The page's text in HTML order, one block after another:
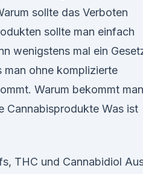
sollte das Verboten
sollte man einfach
wenigstens mal ein
ohne komplizierte
Warum bekommt man
Cannabisprodukte Was ist
THC und Cannabidiol